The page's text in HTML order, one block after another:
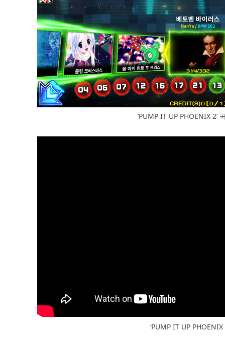
‘PUMP IT UP PHOENIX 2’
‘PUMP IT UP PHOENIX